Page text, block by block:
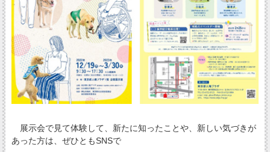
展示会で見て体験して、新たに知ったことや、新しい気づきが
あった方は、ぜひともSNSで